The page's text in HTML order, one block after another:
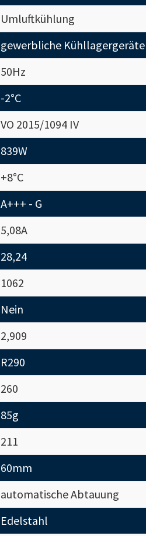
Umluftkühlung
gewerbliche Kühllagergeräte
50Hz
-2°C
VO 2015/1094 IV
839W
+8°C
A+++ - G
5,08A
28,24
1062
Nein
2,909
R290
260
85g
211
60mm
automatische Abtauung
Edelstahl